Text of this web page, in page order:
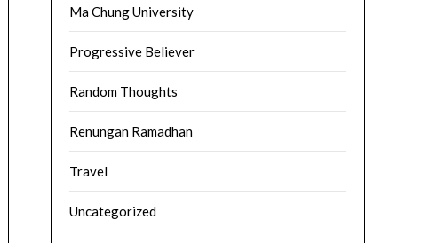
Ma Chung University
Progressive Believer
Random Thoughts
Renungan Ramadhan
Travel
Uncategorized